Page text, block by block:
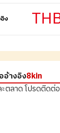
ง
อ้างอิง8kin
ะตลาดโปรดติดต่